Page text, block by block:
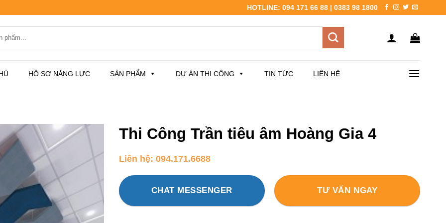
HOTLINE: 094 171 66 88 | 0383 98 1800
HỒ SƠ NĂNG LỰC SẢN PHẨM DỰ ÁN THI CÔNG TIN TỨC LIÊN HỆ
Thi Công Trần tiêu âm Hoàng Gia 4
Liên hệ: 094.171.6688
CHAT MESSENGER TƯ VẤN NGAY